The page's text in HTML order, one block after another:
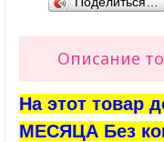
Описание
На этот товар
МЕСЯЦА Без